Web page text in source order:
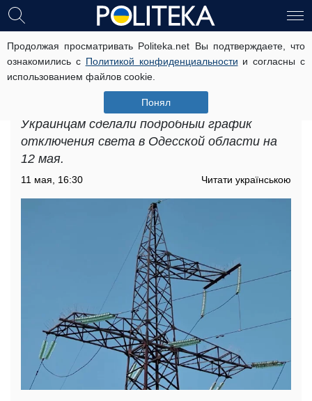
Продолжая просматривать Politeka.net Вы подтверждаете, что
ознакомились с Политикой конфиденциальности и согласны с
использованием файлов cookie.
Понял
Украинцам советуют
подготовиться: 12 мая ожидаются
длительные графики отключения
света в Одесской области
Украинцам сделали подробный график
отключения света в Одесской области на
12 мая.
11 мая, 16:30 Читати українською